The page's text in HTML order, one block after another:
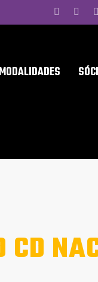
MODALIDADES
CD